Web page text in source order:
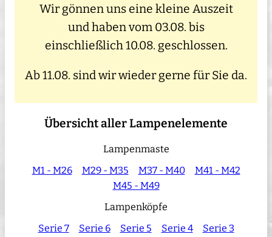
Wir gönnen uns eine kleine Auszeit
und haben vom 03.08. bis
einschließlich 10.08. geschlossen.
Ab 11.08. sind wir wieder gerne für Sie da.
Übersicht aller Lampenelemente
Lampenmaste
M1 - M26
M29 - M35 M37 - M40
M41 - M42
M45 - M49
Lampenköpfe
Serie 7
Serie 6 Serie 5 Serie 4
Serie 3